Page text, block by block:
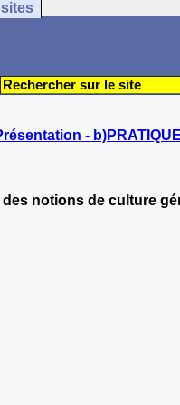
-
notions de culture